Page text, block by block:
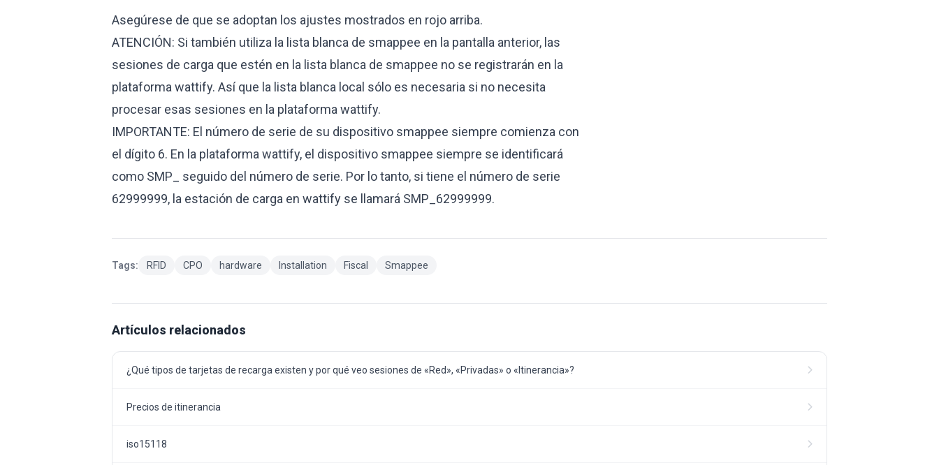
Asegúrese de que se adoptan los ajustes mostrados en rojo arriba.
ATENCIÓN: Si también utiliza la lista blanca de smappee en la pantalla anterior, las
sesiones de carga que estén en la lista blanca de smappee no se registrarán en la
plataforma wattify. Así que la lista blanca local sólo es necesaria si no necesita
procesar esas sesiones en la plataforma wattify.
IMPORTANTE: El número de serie de su dispositivo smappee siempre comienza con
el dígito 6. En la plataforma wattify, el dispositivo smappee siempre se identificará
como SMP_ seguido del número de serie. Por lo tanto, si tiene el número de serie
62999999, la estación de carga en wattify se llamará SMP_62999999.
Tags: RFID CPO hardware Installation Fiscal Smappee
Artículos relacionados
¿Qué tipos de tarjetas de recarga existen y por qué veo sesiones de «Red», «Privadas» o «Itinerancia»?
Precios de itinerancia
iso15118